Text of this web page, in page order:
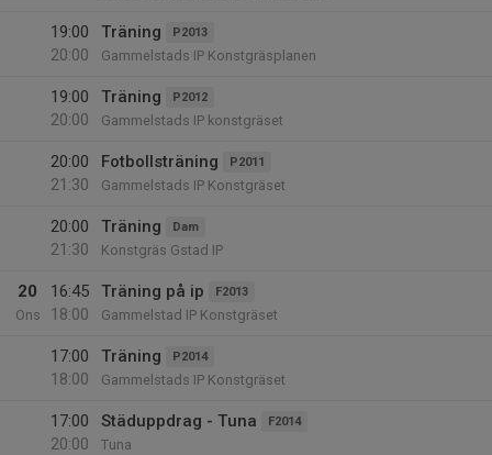
19:00
20:00
Träning P2013
Gammelstads IP Konstgräsplanen
19:00
20:00
Träning P2012
Gammelstads IP konstgräset
20:00
21:30
Fotbollsträning P2011
Gammelstads IP Konstgräset
20:00
21:30
Träning Dam
Konstgräs Gstad IP
20
Ons
16:45
18:00
Träning på ip F2013
Gammelstad IP Konstgräset
17:00
18:00
Träning P2014
Gammelstads IP Konstgräset
17:00
20:00
Städuppdrag - Tuna F2014
Tuna